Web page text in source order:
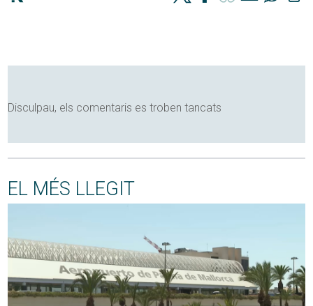
Disculpau, els comentaris es troben tancats
EL MÉS LLEGIT